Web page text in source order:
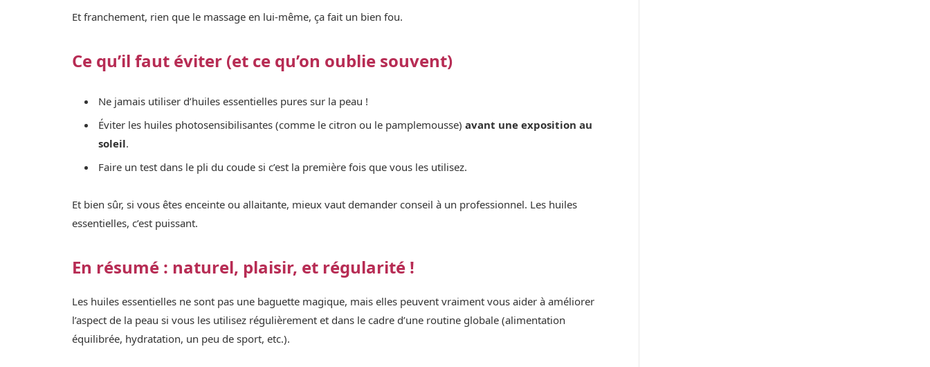
Et franchement, rien que le massage en lui-même, ça fait un bien fou.
Ce qu’il faut éviter (et ce qu’on oublie souvent)
Ne jamais utiliser d’huiles essentielles pures sur la peau !
Éviter les huiles photosensibilisantes (comme le citron ou le pamplemousse)avant une exposition au
soleil.
Faire un test dans le pli du coude si c’est la première fois que vous les utilisez.
Et bien sûr, si vous êtes enceinte ou allaitante, mieux vaut demander conseil à un professionnel. Les huiles
essentielles, c’est puissant.
En résumé : naturel, plaisir, et régularité !
Les huiles essentielles ne sont pas une baguette magique, mais elles peuvent vraiment vous aider à améliorer
l’aspect de la peau si vous les utilisez régulièrement et dans le cadre d’une routine globale (alimentation
équilibrée, hydratation, un peu de sport, etc.).